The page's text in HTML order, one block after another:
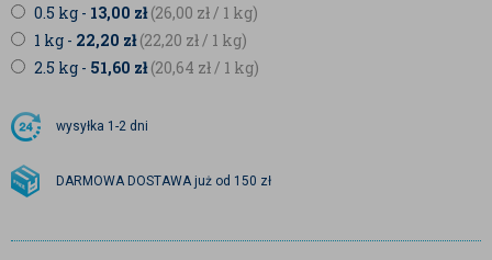
0.5 kg - 13,00 zł(26,00 zł / 1 kg)
1 kg - 22,20 zł(22,20 zł / 1 kg)
2.5 kg - 51,60 zł(20,64 zł / 1 kg)
wysyłka 1-2 dni
DARMOWA DOSTAWA już od 150 zł